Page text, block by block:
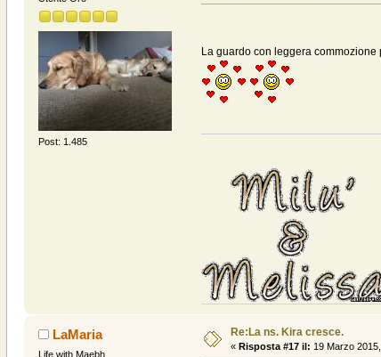
Post: 1.485
La guardo con leggera
LaMaria
Life with Maebh
Re:La ns. Kira cresce.
« Risposta #17 il: 19 Marzo